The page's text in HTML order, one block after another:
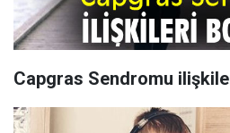
Capgras Sendromu